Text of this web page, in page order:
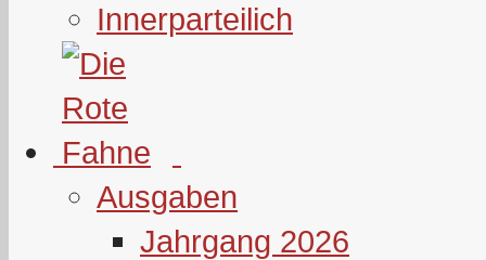
Innerparteilich
Ausgaben
Jahrgang 2026